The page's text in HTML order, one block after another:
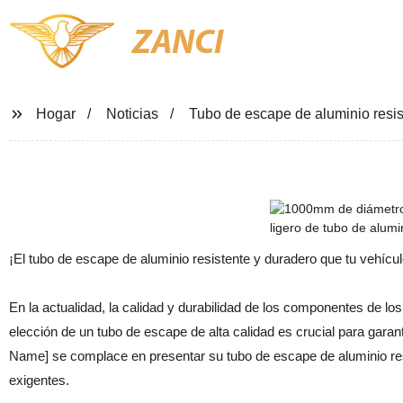
ZANCI
Hogar Noticias Tubo de escape de aluminio
¡El tubo de escape de aluminio resistente y duradero que tu
En la actualidad, la calidad y durabilidad de los componentes de
elección de un tubo de escape de alta calidad es crucial para
Name] se complace en presentar su tubo de escape de aluminio
exigentes.